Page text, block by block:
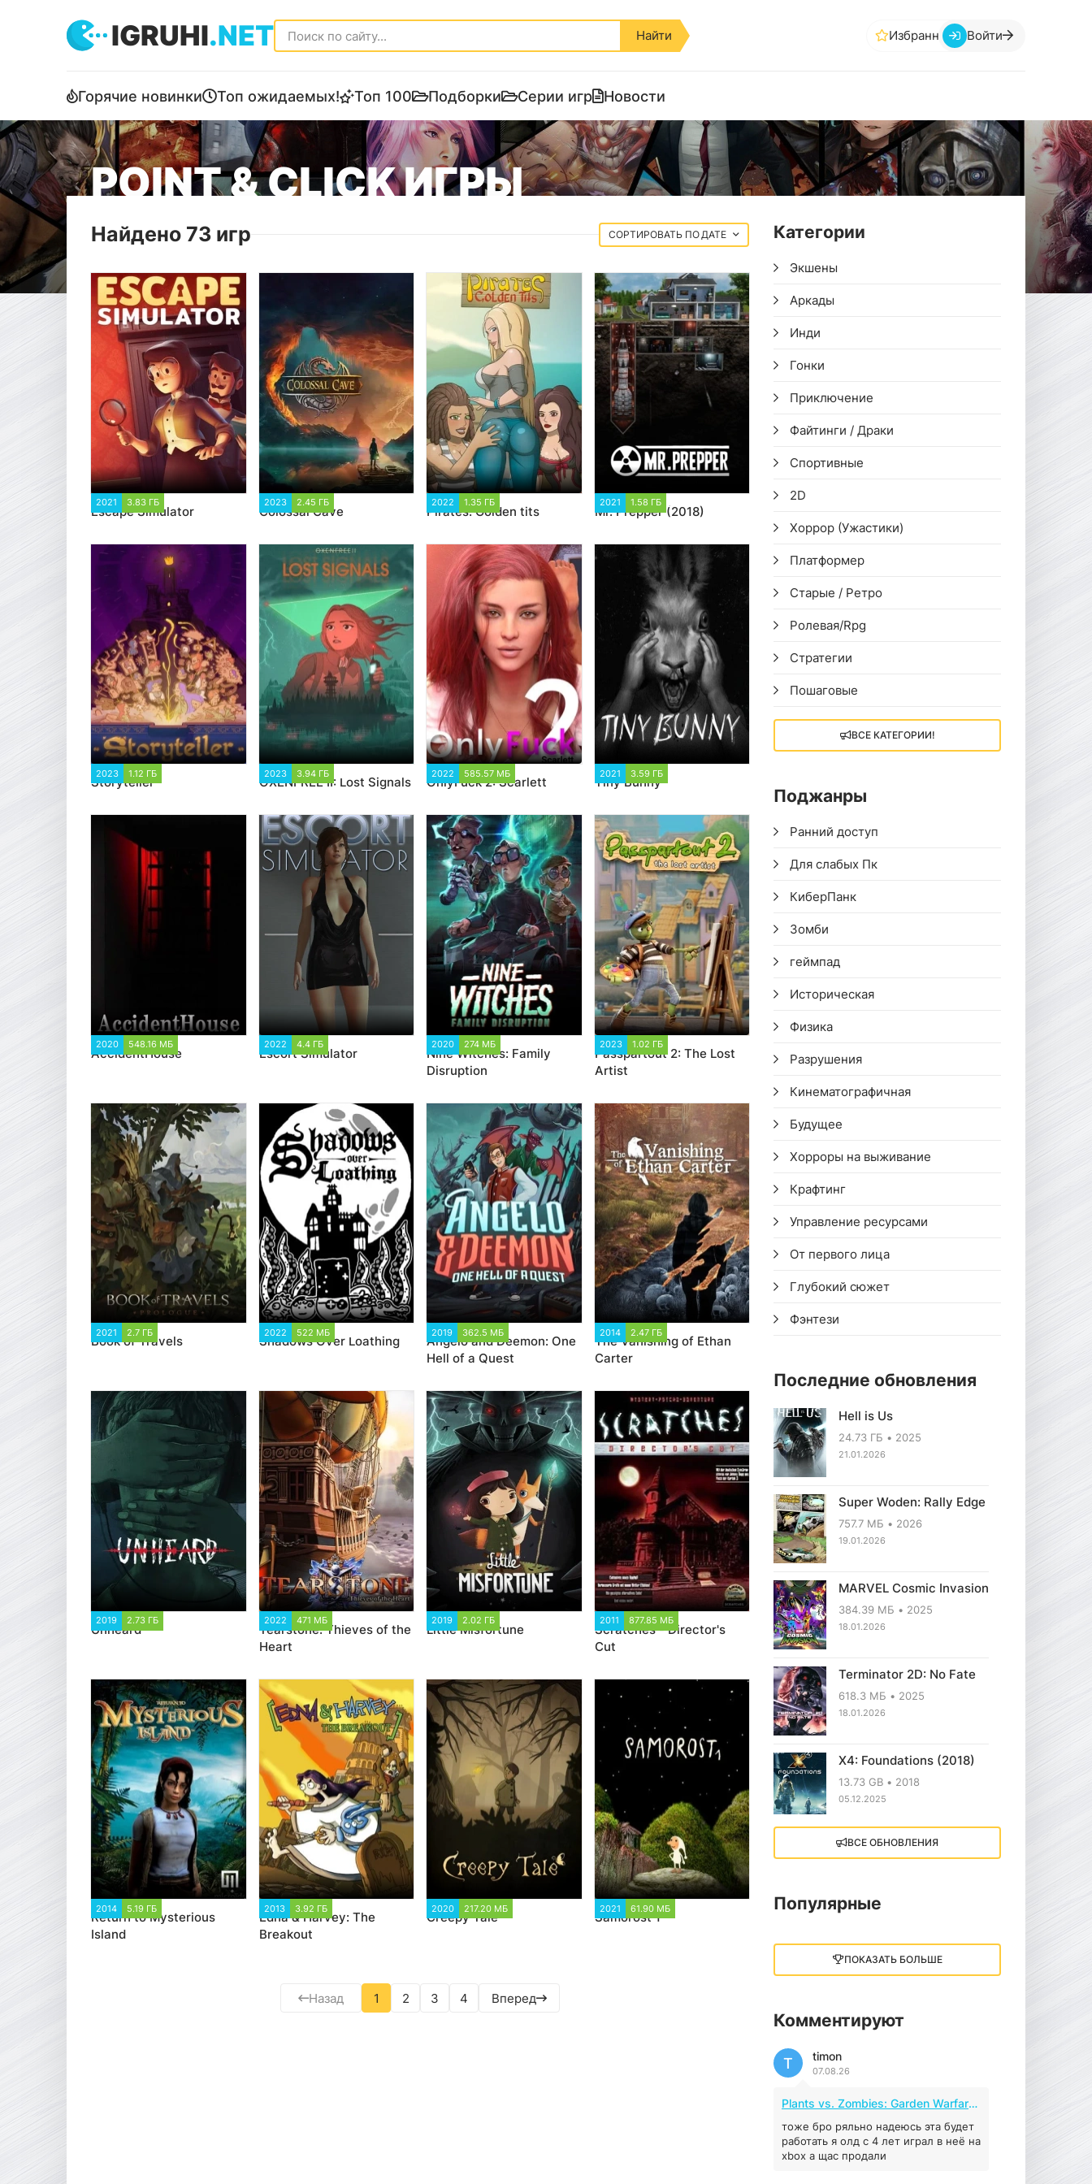
IGRUHI.NET Найти Избранное Войти
Горячие новинки Топ ожидаемых! Топ 100 Подборки Серии игр Новости
POINT & CLICK ИГРЫ
Найдено 73 игр ДАТЕ
2021 3.83 ГБ
Escape Simulator
2023 2.45 ГБ
Colossal Cave
2022 1.35 ГБ
Pirates: Golden tits
2021 1.58 ГБ
Mr. Prepper (2018)
2023 1.12 ГБ
Storyteller
2023 3.94 ГБ
OXENFREE II: Lost Signals
2022 585.57 МБ
OnlyFuck 2: Scarlett
2021 3.59 ГБ
Tiny Bunny
2020 548.16 МБ
AccidentHouse
2022 4.4 ГБ
Escort Simulator
2020 274 МБ
Nine Witches: Family
Disruption
2023 1.02 ГБ
Passpartout 2: The Lost
Artist
2021 2.7 ГБ
Book of Travels
2022 522 МБ
Shadows Over Loathing
2019 362.5 МБ
Angelo and Deemon: One
Hell of a Quest
2014 2.47 ГБ
The Vanishing of Ethan
Carter
2019 2.73 ГБ
Unheard
2022 471 МБ
Tearstone: Thieves of the
Heart
2019 2.02 ГБ
Little Misfortune
2011 877.85 МБ
Scratches - Director's
Cut
2014 5.19 ГБ
Return to Mysterious
Island
2013 3.92 ГБ
Edna & Harvey: The
Breakout
2020 217.20 МБ
Creepy Tale
2021 61.90 МБ
Samorost 1
Назад 1 2 3 4 Вперед
Категории
Экшены
Аркады
Инди
Гонки
Приключение
Файтинги / Драки
Спортивные
2D
Хоррор (Ужастики)
Платформер
Старые / Ретро
Ролевая/Rpg
Стратегии
Пошаговые
ВСЕ КАТЕГОРИИ!
Поджанры
Ранний доступ
Для слабых Пк
КиберПанк
Зомби
геймпад
Историческая
Физика
Разрушения
Кинематографичная
Будущее
Хорроры на выживание
Крафтинг
Управление ресурсами
От первого лица
Глубокий сюжет
Фэнтези
Последние обновления
Hell is Us
24.73 ГБ 2025
21.01.2026
Super Woden: Rally Edge
757.7 МБ 2026
19.01.2026
MARVEL Cosmic Invasion
384.39 МБ 2025
18.01.2026
Terminator 2D: No Fate
618.3 МБ 2025
18.01.2026
X4: Foundations (2018)
13.73 GB 2018
05.12.2025
Little Nightmares III
4.96 ГБ 2023
MAFIA: THE OLD
COUNTRY
44.98 ГБ
04.12.2025
Red Chaos - The Strict
Order
5.43 ГБ 2025
04.12.2025
ВСЕ ОБНОВЛЕНИЯ
Популярные
ПОКАЗАТЬ БОЛЬШЕ
Комментируют
timon
07.08.26
T
Plants vs. Zombies: Garden Warfare 2 (2016)
тоже бро ряльно надеюсь эта будет
работать я олд с 4 лет играл в неё на
xbox а щас продали